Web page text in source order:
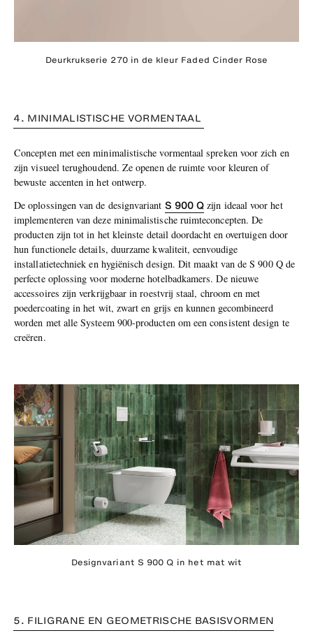
Deurkrukserie 270 in de kleur Faded Cinder Rose
4. MINIMALISTISCHE VORMENTAAL
Concepten met een minimalistische vormentaal spreken voor zich en
zijn visueel terughoudend. Ze openen de ruimte voor kleuren of
bewuste accenten in het ontwerp.
De oplossingen van de designvariant S 900 Q zijn ideaal voor het
implementeren van deze minimalistische ruimteconcepten. De
producten zijn tot in het kleinste detail doordacht en overtuigen door
hun functionele details, duurzame kwaliteit, eenvoudige
installatietechniek en hygiënisch design. Dit maakt van de S 900 Q de
perfecte oplossing voor moderne hotelbadkamers. De nieuwe
accessoires zijn verkrijgbaar in roestvrij staal, chroom en met
poedercoating in het wit, zwart en grijs en kunnen gecombineerd
worden met alle Systeem 900-producten om een consistent design te
creëren.
Designvariant S 900 Q in het mat wit
5. FILIGRANE EN GEOMETRISCHE BASISVORMEN